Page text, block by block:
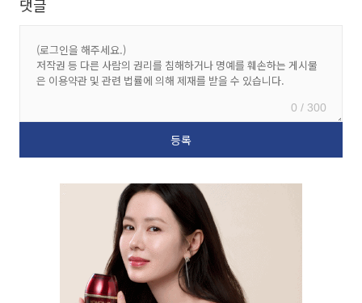
댓글
0 / 300